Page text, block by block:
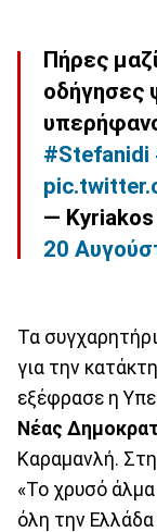
Πήρες
οδήγησες
#Stefanidi
—
20
Τα
για την
εξέφρασε η
Νέας
Καραμανλή.
«Το χρυσό
όλη την